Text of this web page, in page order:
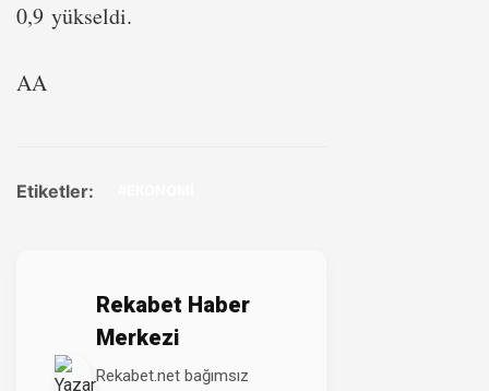
0,9 yükseldi.
AA
Etiketler:
Rekabet Haber
Merkezi
Rekabet.net bağımsız